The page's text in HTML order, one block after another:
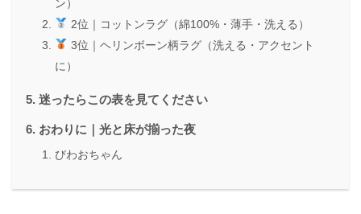
ン）
2位｜コットンラグ（綿100%・薄手・洗える）
3位｜ヘリンボーン柄ラグ（洗える・アクセント
に）
迷ったらこの表を見てください
おわりに｜光と床が揃った夜
びわおちゃん